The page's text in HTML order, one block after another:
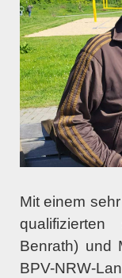
Mit einem
Benrath) und
BPV-NRW-